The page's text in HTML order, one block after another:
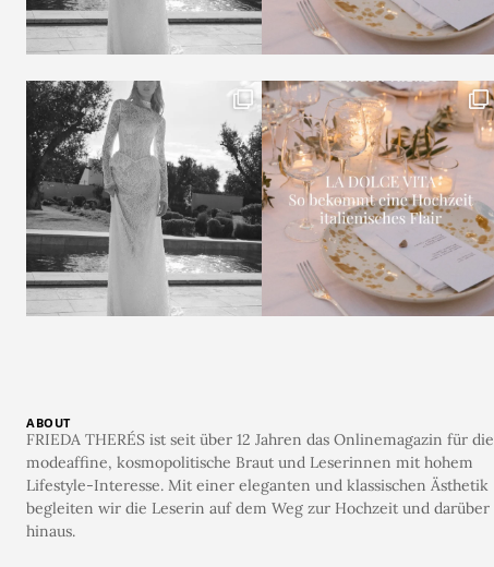
ABOUT
FRIEDA THERÉS ist seit über 12 Jahren das Onlinemagazin für die
modeaffine, kosmopolitische Braut und Leserinnen mit hohem
Lifestyle-Interesse. Mit einer eleganten und klassischen Ästhetik
begleiten wir die Leserin auf dem Weg zur Hochzeit und darüber
hinaus.